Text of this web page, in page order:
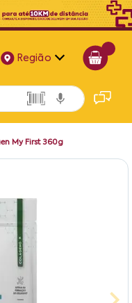
Região
Alagoas
Bahia
My First 360g